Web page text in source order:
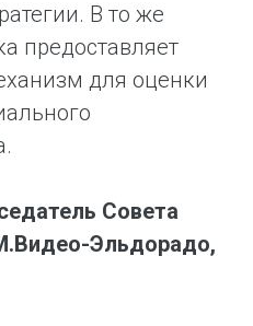
В то же
предоставляет
для оценки
Совета
Эльдорадо,